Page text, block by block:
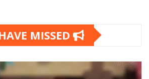
MISSED